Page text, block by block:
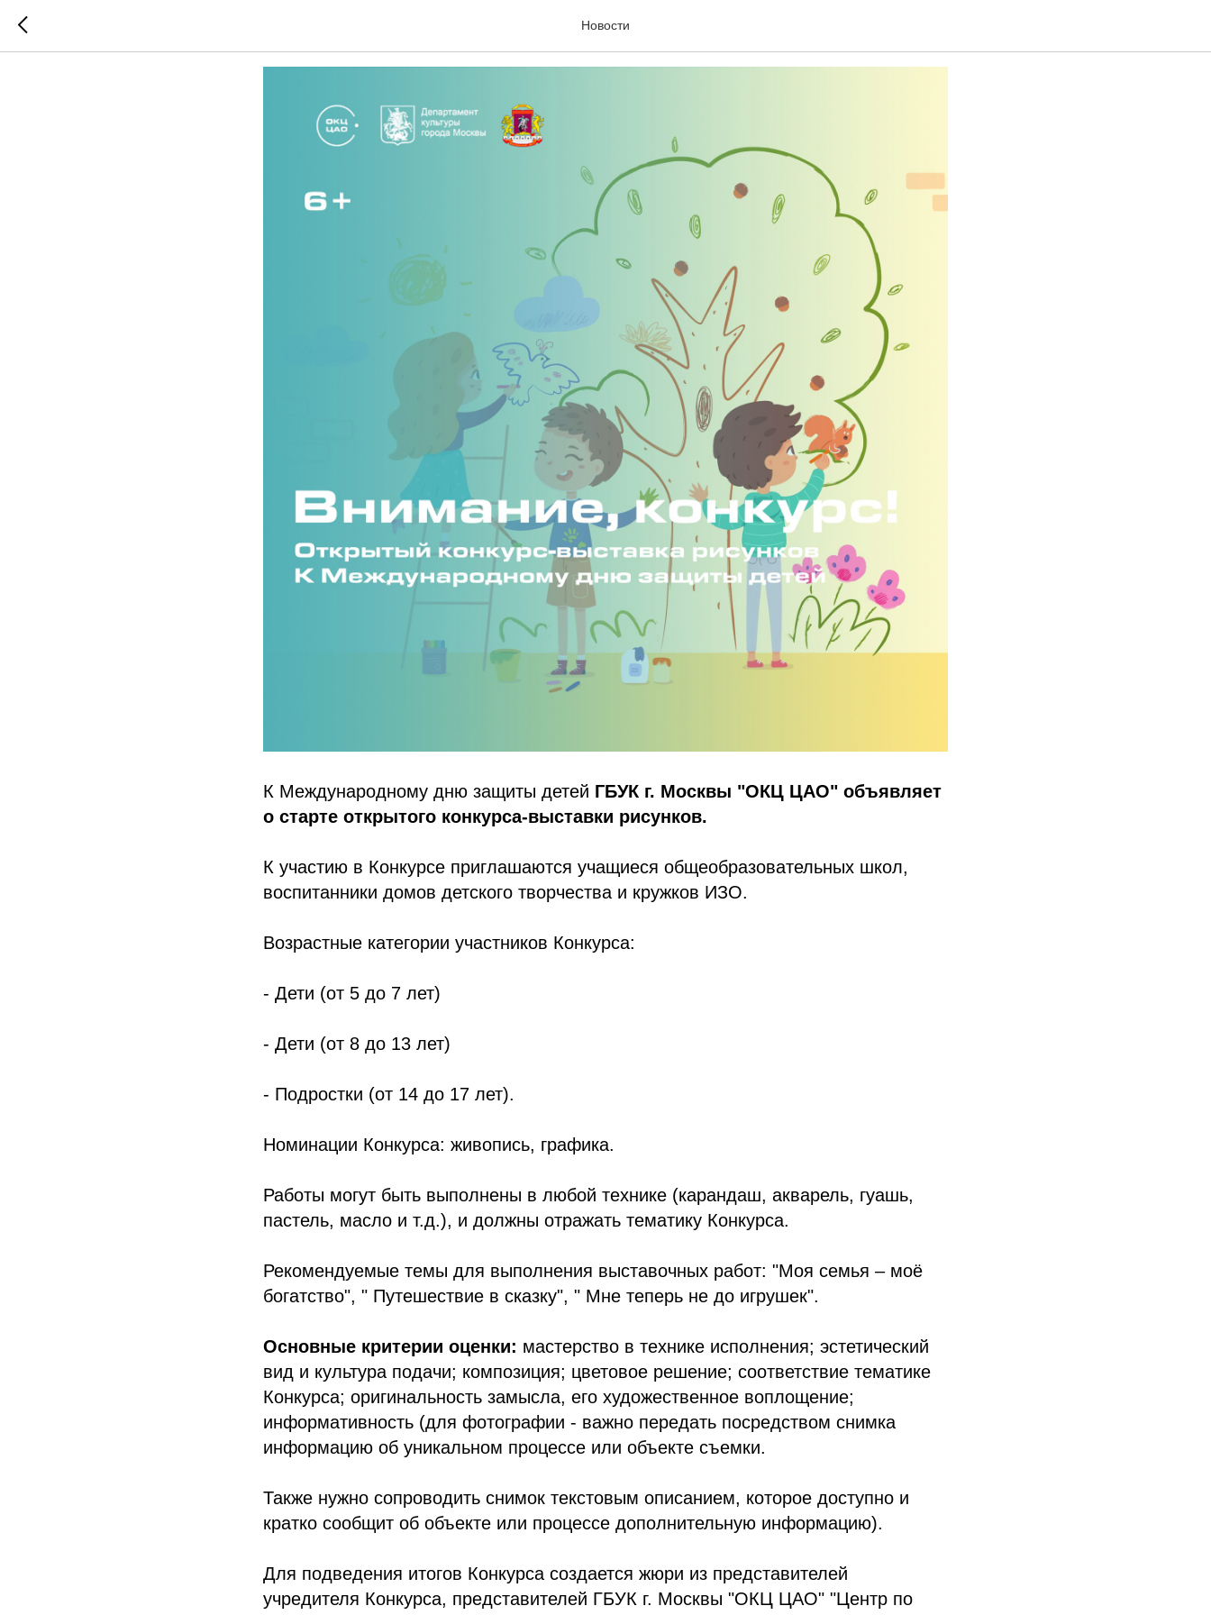
Новости
Внимание, конкурс!
К Международному дню защиты детей ГБУК г. Москвы "ОКЦ ЦАО" объявляет
о старте открытого конкурса-выставки рисунков.
К участию в Конкурсе приглашаются учащиеся общеобразовательных школ,
воспитанники домов детского творчества и кружков ИЗО.
Возрастные категории участников Конкурса:
- Дети (от 5 до 7 лет)
- Дети (от 8 до 13 лет)
- Подростки (от 14 до 17 лет).
Номинации Конкурса: живопись, графика.
Работы могут быть выполнены в любой технике (карандаш, акварель, гуашь,
пастель, масло и т.д.), и должны отражать тематику Конкурса.
Рекомендуемые темы для выполнения выставочных работ: "Моя семья – моё
богатство", " Путешествие в сказку", " Мне теперь не до игрушек".
Основные критерии оценки: мастерство в технике исполнения; эстетический
вид и культура подачи; композиция; цветовое решение; соответствие тематике
Конкурса; оригинальность замысла, его художественное воплощение;
информативность (для фотографии - важно передать посредством снимка
информацию об уникальном процессе или объекте съемки.
Также нужно сопроводить снимок текстовым описанием, которое доступно и
кратко сообщит об объекте или процессе дополнительную информацию).
Для подведения итогов Конкурса создается жюри из представителей
учредителя Конкурса, представителей ГБУК г. Москвы "ОКЦ ЦАО" "Центр по